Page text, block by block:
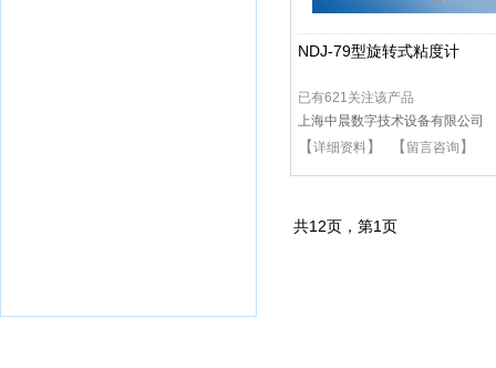
NDJ-79型旋转式粘度计
已有621关注该产品
上海中晨数字技术设备有限公司
【详细资料】 【 留言咨询 】
共12页，第1页